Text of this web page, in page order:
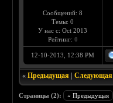
Сообщений: 8
Темы: 0
У нас с: Oct 2013
Рейтинг: 0
12-10-2013, 12:38 PM
«Предыдущая |Следующая
Страницы (2): « Предыдущая